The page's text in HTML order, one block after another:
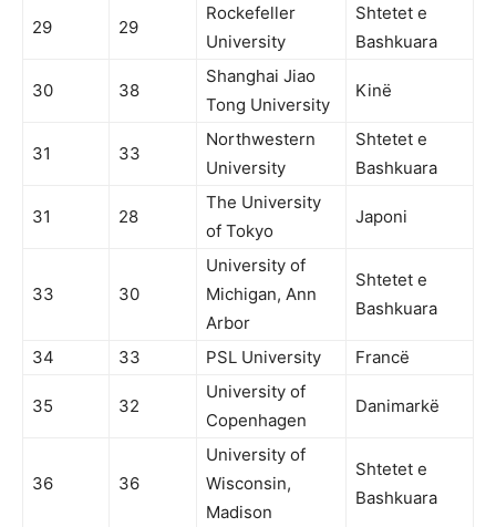
29 29
Rockefeller
University
Shtetet e
Bashkuara
30 38
Shanghai Jiao
Tong University
Kinë
31 33
Northwestern
University
Shtetet e
Bashkuara
31 28
The University
of Tokyo
Japoni
33 30
University of
Michigan, Ann
Arbor
Shtetet e
Bashkuara
34 33 PSL University Francë
35 32
University of
Copenhagen
Danimarkë
36 36
University of
Wisconsin,
Madison
Shtetet e
Bashkuara